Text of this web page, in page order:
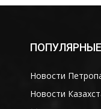
Новости
Новости